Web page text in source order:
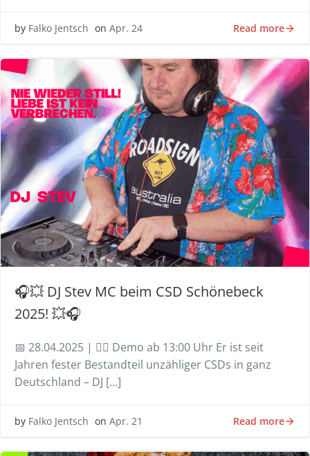
by Falko Jentsch on Apr. 24 Read more
🎧💥 DJ Stev MC beim CSD Schönebeck
2025! 💥🎧
📅 28.04.2025 | 🏳️‍🌈 Demo ab 13:00 Uhr Er ist seit
Jahren fester Bestandteil unzähliger CSDs in ganz
Deutschland – DJ […]
by Falko Jentsch on Apr. 21 Read more